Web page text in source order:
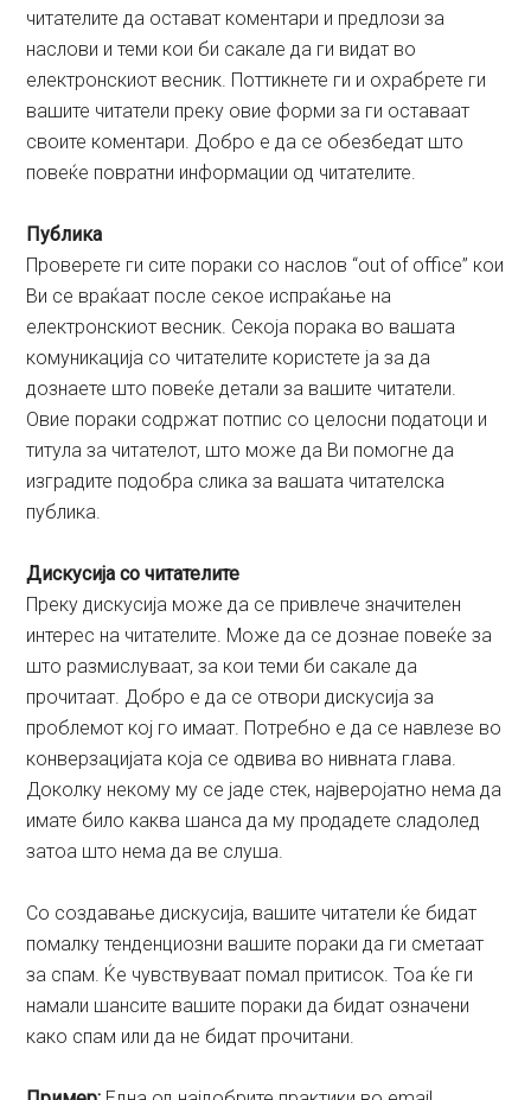
читателите да остават коментари и предлози за
наслови и теми кои би сакале да ги видат во
електронскиот весник. Поттикнете ги и охрабрете ги
вашите читатели преку овие форми за ги оставаат
своите коментари. Добро е да се обезбедат што
повеќе повратни информации од читателите.
Публика
Проверете ги сите пораки со наслов “out of office” кои
Ви се враќаат после секое испраќање на
електронскиот весник. Секоја порака во вашата
комуникација со читателите користете ја за да
дознаете што повеќе детали за вашите читатели.
Овие пораки содржат потпис со целосни податоци и
титула за читателот, што може да Ви помогне да
изградите подобра слика за вашата читателска
публика.
Дискусија со читателите
Преку дискусија може да се привлече значителен
интерес на читателите. Може да се дознае повеќе за
што размислуваат, за кои теми би сакале да
прочитаат. Добро е да се отвори дискусија за
проблемот кој го имаат. Потребно е да се навлезе во
конверзацијата која се одвива во нивната глава.
Доколку некому му се јаде стек, најверојатно нема да
имате било каква шанса да му продадете сладолед
затоа што нема да ве слуша.
Со создавање дискусија, вашите читатели ќе бидат
помалку тенденциозни вашите пораки да ги сметаат
за спам. Ќе чувствуваат помал притисок. Тоа ќе ги
намали шансите вашите пораки да бидат означени
како спам или да не бидат прочитани.